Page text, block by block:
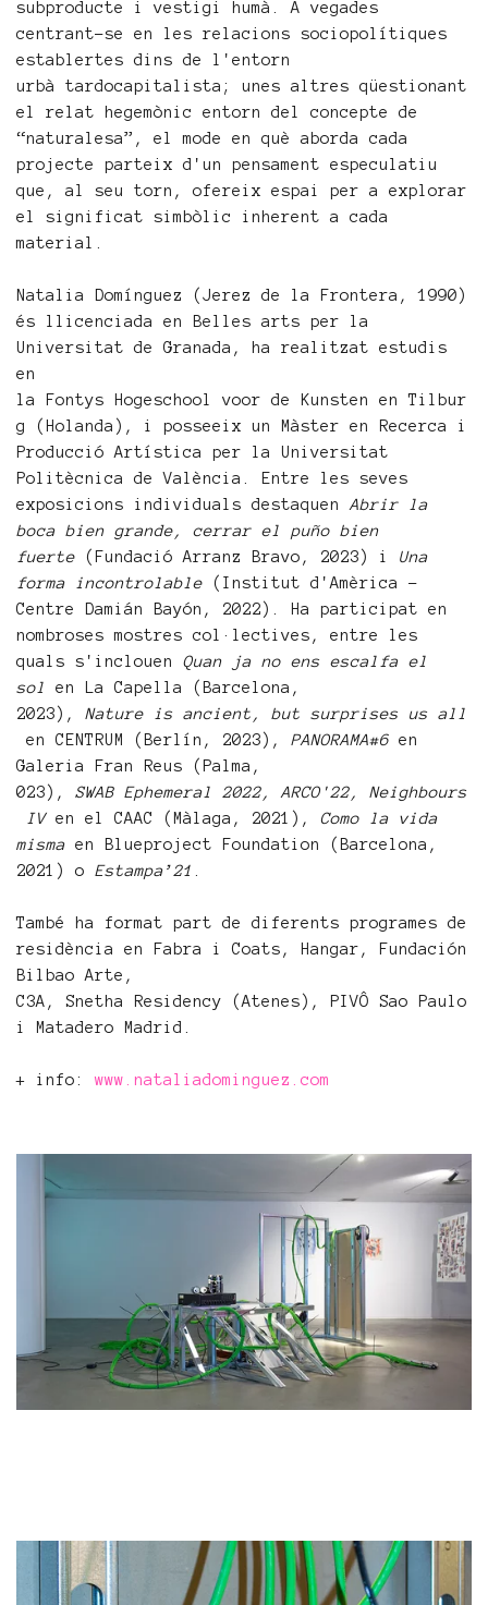
subproducte i vestigi humà. A vegades
centrant-se en les relacions sociopolítiques
establertes dins de l'entorn
urbà tardocapitalista; unes altres qüestionant
el relat hegemònic entorn del concepte de
“naturalesa”, el mode en què aborda cada
projecte parteix d'un pensament especulatiu
que, al seu torn, ofereix espai per a explorar
el significat simbòlic inherent a cada
material.
Natalia Domínguez (Jerez de la Frontera, 1990)
és llicenciada en Belles arts per la
Universitat de Granada, ha realitzat estudis
en
la Fontys Hogeschool voor de Kunsten en Tilbur
g (Holanda), i posseeix un Màster en Recerca i
Producció Artística per la Universitat
Politècnica de València. Entre les seves
exposicions individuals destaquen Abrir la
boca bien grande, cerrar el puño bien
fuerte (Fundació Arranz Bravo, 2023) i Una
forma incontrolable (Institut d'Amèrica -
Centre Damián Bayón, 2022). Ha participat en
nombroses mostres col·lectives, entre les
quals s'inclouen Quan ja no ens escalfa el
sol
en La Capella (Barcelona,
2023), Nature is ancient, but surprises us all
en CENTRUM (Berlín, 2023), PANORAMA#6 en
Galeria Fran Reus (Palma,
023), SWAB Ephemeral 2022, ARCO'22, Neighbours
IVen el CAAC (Màlaga, 2021), Como la vida
misma en Blueproject Foundation (Barcelona,
2021) o Estampa’21
També ha format part de diferents programes de
residència en Fabra i Coats, Hangar, Fundación
Bilbao Arte,
C3A, Snetha Residency (Atenes), PIVÔ Sao Paulo
i Matadero Madrid.
+ info:www.nataliadominguez.com